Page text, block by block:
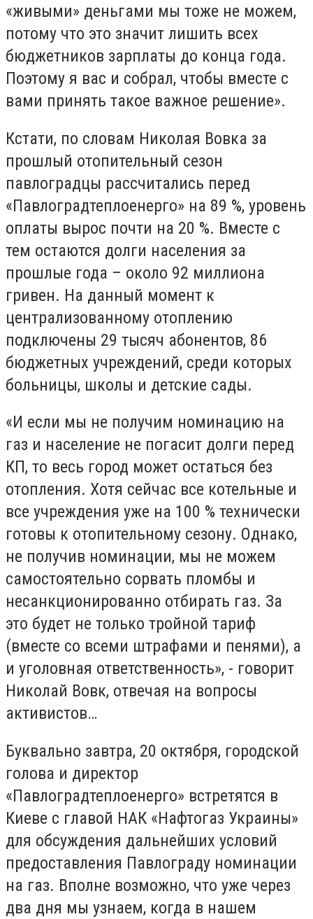
«живыми» деньгами мы тоже не можем,
потому что это значит лишить всех
бюджетников зарплаты до конца года.
Поэтому я вас и собрал, чтобы вместе с
вами принять такое важное решение».
Кстати, по словам Николая Вовка за
прошлый отопительный сезон
павлоградцы рассчитались перед
«Павлоградтеплоенерго» на 89 %, уровень
оплаты вырос почти на 20 %. Вместе с
тем остаются долги населения за
прошлые года – около 92 миллиона
гривен. На данный момент к
централизованному отоплению
подключены 29 тысяч абонентов, 86
бюджетных учреждений, среди которых
больницы, школы и детские сады.
«И если мы не получим номинацию на
газ и население не погасит долги перед
КП, то весь город может остаться без
отопления. Хотя сейчас все котельные и
все учреждения уже на 100 % технически
готовы к отопительному сезону. Однако,
не получив номинации, мы не можем
самостоятельно сорвать пломбы и
несанкционированно отбирать газ. За
это будет не только тройной тариф
(вместе со всеми штрафами и пенями), а
и уголовная ответственность», - говорит
Николай Вовк, отвечая на вопросы
активистов…
Буквально завтра, 20 октября, городской
голова и директор
«Павлоградтеплоенерго» встретятся в
Киеве с главой НАК «Нафтогаз Украины»
для обсуждения дальнейших условий
предоставления Павлограду номинации
на газ. Вполне возможно, что уже через
два дня мы узнаем, когда в нашем